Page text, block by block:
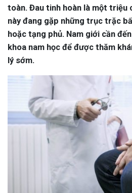
toàn. Đau tinh hoàn là một triệu
này đang gặp những trục trặc
hoặc tạng phủ. Nam giới cần
khoa nam học để được thăm
lý sớm.